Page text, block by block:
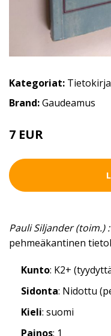
Kategoriat:
Brand:Gaudeamus
7 EUR
Pauli Siljander (toim.)
pehmeäkantinen
Kunto: K2+
Sidonta: Nidottu
Kieli: suomi
Painos: 1